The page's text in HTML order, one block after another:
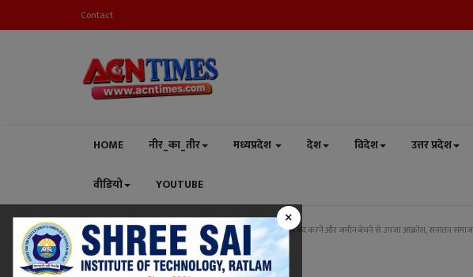
Contact
HOME नीर_का_तीर मध्यप्रदेश देश विदेश उत्तर प्रदेश
वीडियो YOUTUBE
×
Home धर्म-संस्कृति मंदिर बचाओ अभियान ! प्राचीन श्री कृष्ण मंदिर बंद करने और जमीन बेचने से उपजा आक्रोश, सनातन समाज
धर्म-संस्कृति